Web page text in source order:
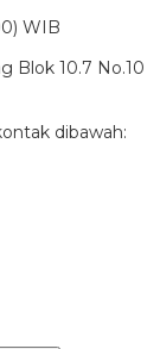
WIB
Blok 10.7 No.10
dibawah: